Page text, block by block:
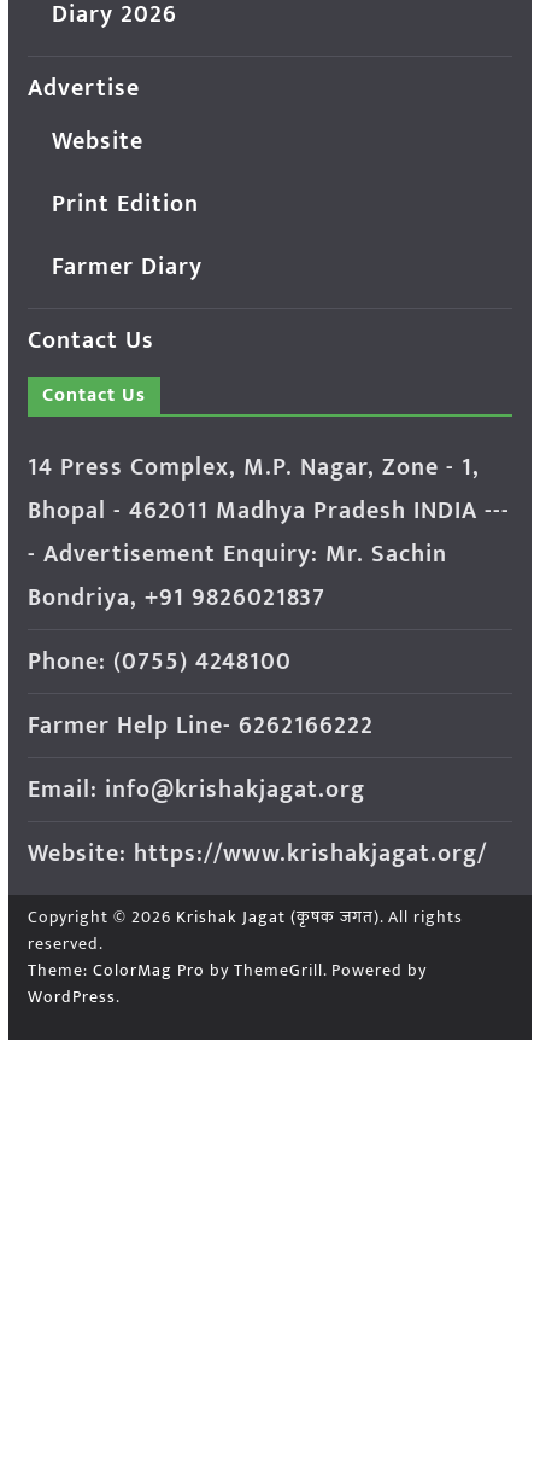
Diary 2026
Advertise
Website
Print Edition
Farmer Diary
Contact Us
Contact Us
14 Press Complex, M.P. Nagar, Zone - 1,
Bhopal - 462011 Madhya Pradesh INDIA ---
- Advertisement Enquiry: Mr. Sachin
Bondriya, +91 9826021837
Phone: (0755) 4248100
Farmer Help Line- 6262166222
Email: info@krishakjagat.org
Website: https://www.krishakjagat.org/
Copyright © 2026 Krishak Jagat (कृषक जगत). All rights
reserved.
Theme: ColorMag Pro by ThemeGrill. Powered by
WordPress.